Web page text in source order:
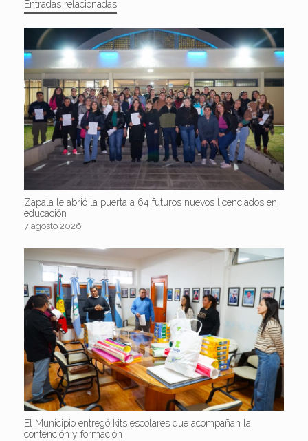
Entradas relacionadas
Zapala le abrió la puerta a 64 futuros nuevos licenciados en
educación
7 agosto 2026
El Municipio entregó kits escolares que acompañan la
contención y formación